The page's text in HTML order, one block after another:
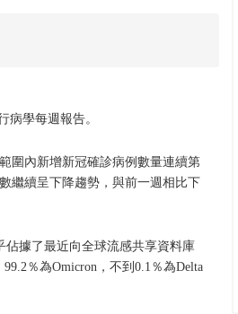
病學每週報告。
圍內新增新冠確診病例數量連續第
繼續呈下降趨勢，與前一週相比下
佔據了最近向全球流感共享資料庫
％為Omicron，不到0.1％為Delta